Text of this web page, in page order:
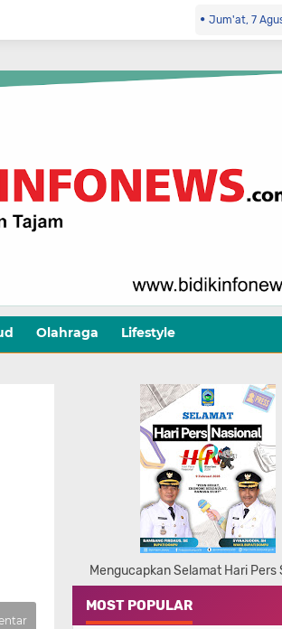
Jum'at, 7
Olahraga Lifestyle
Mengucapkan Selamat Hari Pers
MOST POPULAR